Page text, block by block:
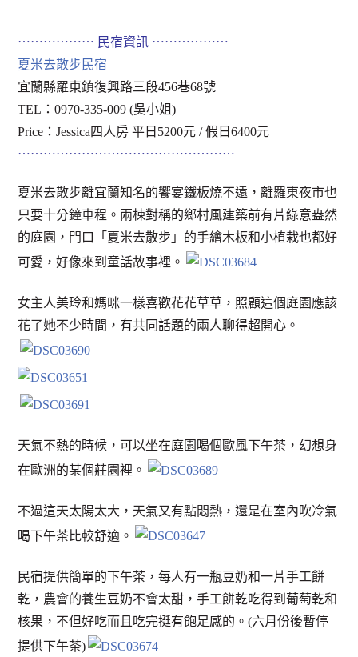
⋯⋯⋯⋯⋯⋯ 民宿資訊 ⋯⋯⋯⋯⋯⋯
夏米去散步民宿
宜蘭縣羅東鎮復興路三段456巷68號
TEL：0970-335-009 (吳小姐)
Price：Jessica四人房 平日5200元 / 假日6400元
⋯⋯⋯⋯⋯⋯⋯⋯⋯⋯⋯⋯⋯⋯⋯⋯⋯
夏米去散步離宜蘭知名的饗宴鐵板燒不遠，離羅東夜市也
只要十分鐘車程。兩棟對稱的鄉村風建築前有片綠意盎然
的庭園，門口「夏米去散步」的手繪木板和小植栽也都好
可愛，好像來到童話故事裡。
女主人美玲和媽咪一樣喜歡花花草草，照顧這個庭園應該
花了她不少時間，有共同話題的兩人聊得超開心。
天氣不熱的時候，可以坐在庭園喝個歐風下午茶，幻想身
在歐洲的某個莊園裡。
不過這天太陽太大，天氣又有點悶熱，還是在室內吹冷氣
喝下午茶比較舒適。
民宿提供簡單的下午茶，每人有一瓶豆奶和一片手工餅
乾，農會的養生豆奶不會太甜，手工餅乾吃得到葡萄乾和
核果，不但好吃而且吃完挺有飽足感的。(六月份後暫停
提供下午茶)